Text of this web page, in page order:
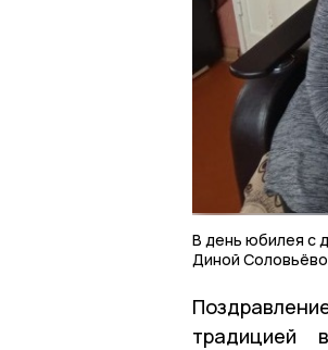
В день юбилея с
Диной
традицией